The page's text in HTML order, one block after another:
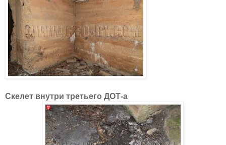
Скелет внутри третьего ДОТ-а